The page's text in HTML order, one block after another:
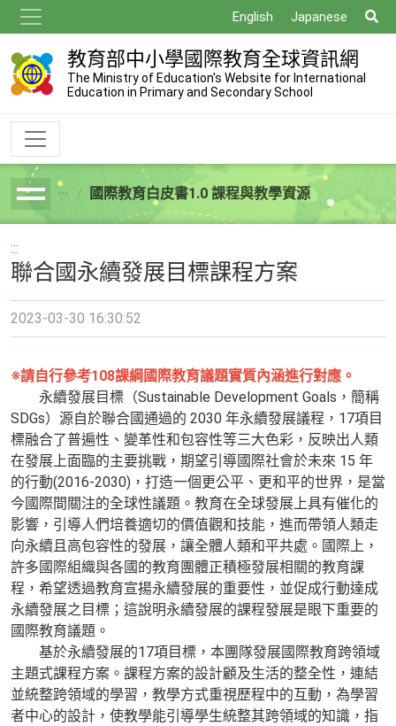
到
主
要
內
English Japanese
尋
教育部中小學國際教育全球資訊網
The Ministry of Education's Website for International
Education in Primary and Secondary School
breadcrumb國際教育白皮書1.0 課程與教學資源
:::
聯合國永續發展目標課程方案
2023-03-30 16:30:52
※請自行參考108課綱國際教育議題實質內涵進行對應。
永續發展目標（Sustainable Development Goals，簡稱
SDGs）源自於聯合國通過的 2030 年永續發展議程，17項目
標融合了普遍性、變革性和包容性等三大色彩，反映出人類
在發展上面臨的主要挑戰，期望引導國際社會於未來 15 年
的行動(2016-2030)，打造一個更公平、更和平的世界，是當
今國際間關注的全球性議題。教育在全球發展上具有催化的
影響，引導人們培養適切的價值觀和技能，進而帶領人類走
向永續且高包容性的發展，讓全體人類和平共處。國際上，
許多國際組織與各國的教育團體正積極發展相關的教育課
程，希望透過教育宣揚永續發展的重要性，並促成行動達成
永續發展之目標；這說明永續發展的課程發展是眼下重要的
國際教育議題。
基於永續發展的17項目標，本團隊發展國際教育跨領域
主題式課程方案。課程方案的設計顧及生活的整全性，連結
並統整跨領域的學習，教學方式重視歷程中的互動，為學習
者中心的設計，使教學能引導學生統整其跨領域的知識，指